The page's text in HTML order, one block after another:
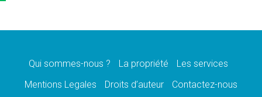
en Argentine et au Pérou
Audience générale: la prière est un acte
Qui sommes-nous ? La propriété
Les services
Mentions Legales
Droits d’auteur Contactez-nous